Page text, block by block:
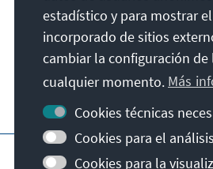
Nuestra misión
Contacto
Otras ofertas de la fundación
Pie de imprenta
estadístico y para mostrar
incorporado de sitios
cambiar la configuración de
cualquier momento. Más
Cookies técnicas
Cookies para el
Cookies para la